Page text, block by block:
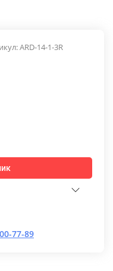
ARD-14-1-3R
77-89